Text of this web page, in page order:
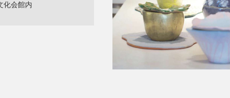
化会館内